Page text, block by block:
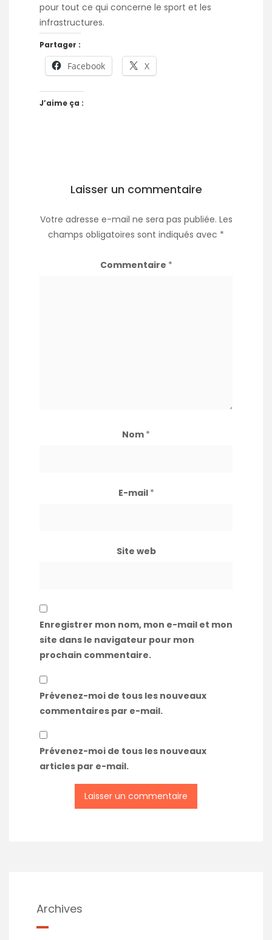
pour tout ce qui concerne le sport et les
infrastructures.
Partager :
Facebook X
J’aime ça :
Laisser un commentaire
Votre adresse e-mail ne sera pas publiée. Les
champs obligatoires sont indiqués avec *
Commentaire *
Nom *
E-mail *
Site web
Enregistrer mon nom, mon e-mail et mon
site dans le navigateur pour mon
prochain commentaire.
Prévenez-moi de tous les nouveaux
commentaires par e-mail.
Prévenez-moi de tous les nouveaux
articles par e-mail.
Archives